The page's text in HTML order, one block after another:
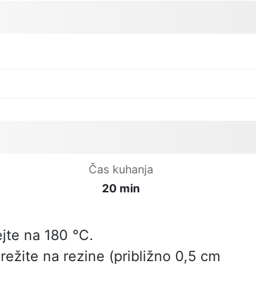
Čas kuhanja
20 min
na 180 °C.
na rezine (približno 0,5 cm